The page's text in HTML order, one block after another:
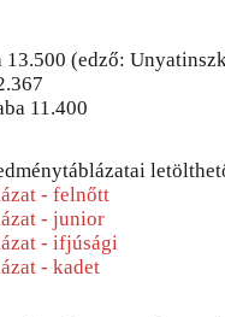
13.500 (edző:
11.400
- felnőtt
- junior
- ifjúsági
- kadet